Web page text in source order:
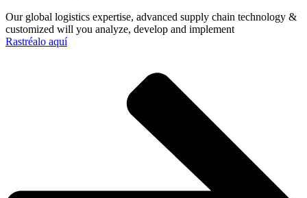
Our global logistics expertise, advanced supply chain technology &
customized will you analyze, develop and implement
Rastréalo aquí